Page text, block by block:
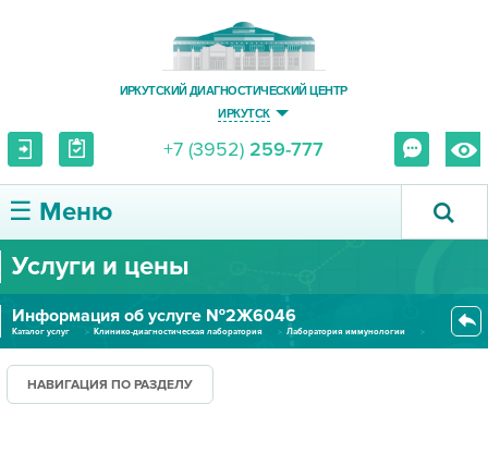
ИРКУТСКИЙ ДИАГНОСТИЧЕСКИЙ ЦЕНТР
ИРКУТСК
+7 (3952) 259-777
☰ Меню
О ЦЕНТРЕ
УСЛУГИ И ЦЕНЫ
ПАЦИЕНТУ
Услуги и цены
Информация об услуге №2Ж6046
Каталог услуг Клинико-диагностическая лаборатория
Лаборатория иммунологии
НАВИГАЦИЯ ПО РАЗДЕЛУ